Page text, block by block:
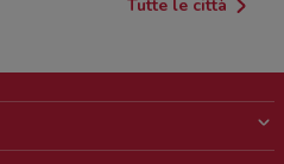
Tutte le città